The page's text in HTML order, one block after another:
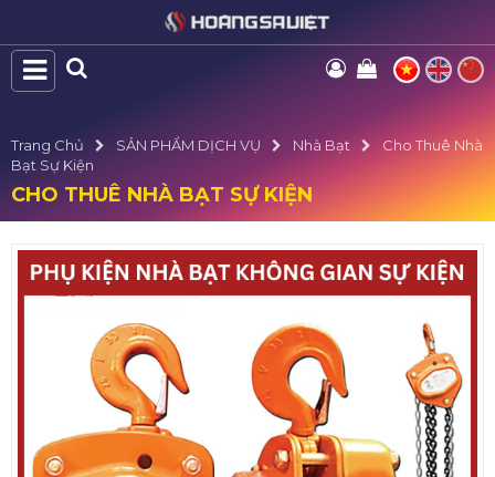
Trang Chủ SẢN PHẨM DỊCH VỤ Nhà Bạt
Cho Thuê Nhà
Bạt Sự Kiện
CHO THUÊ NHÀ BẠT SỰ KIỆN